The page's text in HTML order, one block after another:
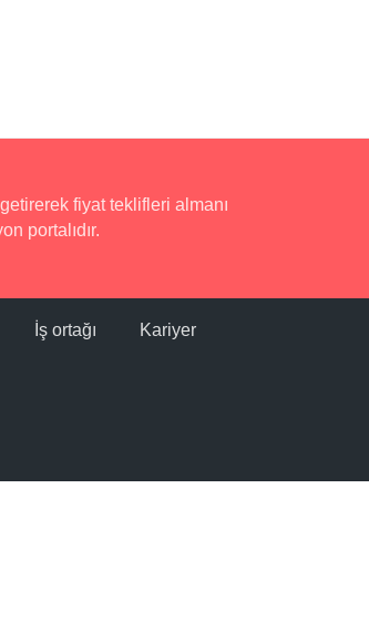
fiyat teklifleri almanı
portalıdır.
İş ortağı Kariyer